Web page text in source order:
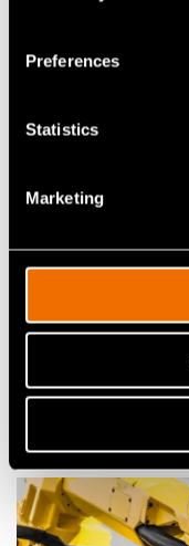
Preferences
Statistics
Marketing
Tilannetietoisuus